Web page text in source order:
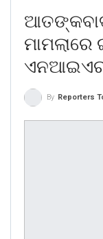
ଏନଆଇଏର
By Reporters